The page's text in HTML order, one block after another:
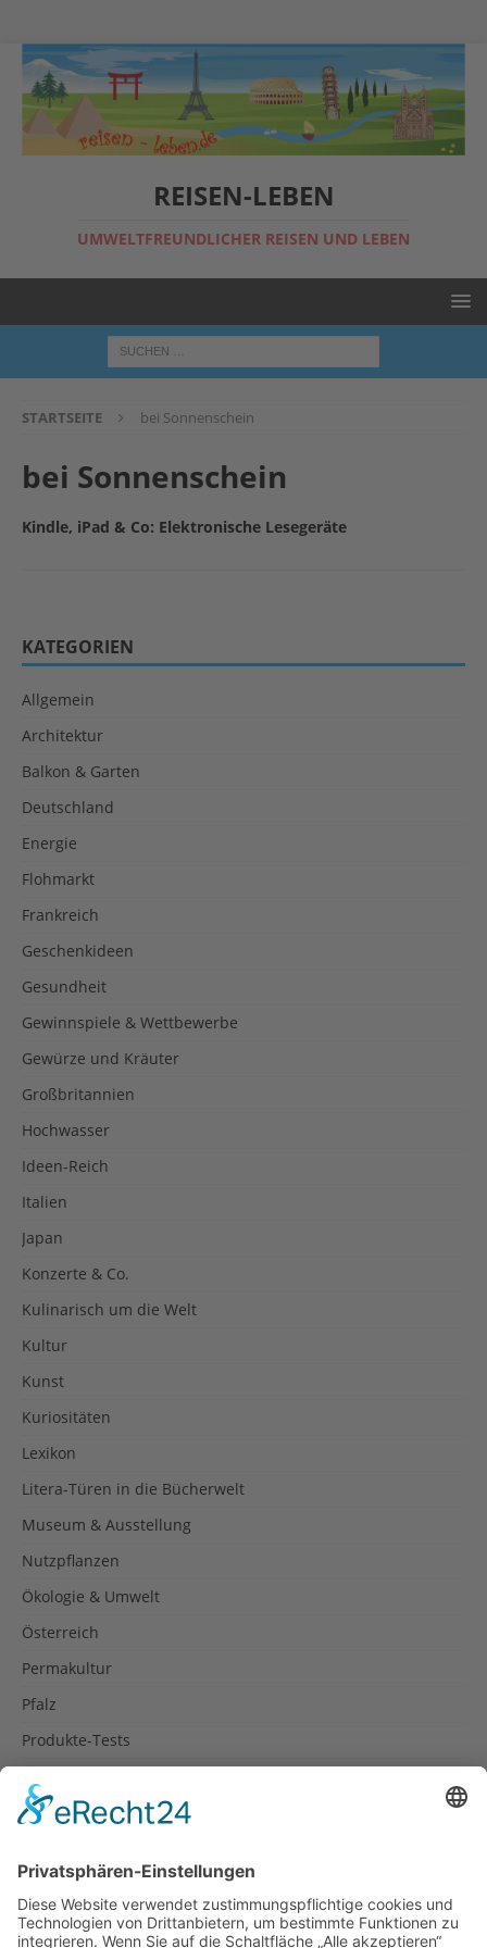
REISEN-LEBEN
UMWELTFREUNDLICHER REISEN UND LEBEN
STARTSEITE bei Sonnenschein
bei Sonnenschein
Kindle, iPad & Co: Elektronische Lesegeräte
KATEGORIEN
Allgemein
Architektur
Balkon & Garten
Deutschland
Energie
Flohmarkt
Frankreich
Geschenkideen
Gesundheit
Gewinnspiele & Wettbewerbe
Gewürze und Kräuter
Großbritannien
Hochwasser
Ideen-Reich
Italien
Japan
Konzerte & Co.
Kulinarisch um die Welt
Kultur
Kunst
Kuriositäten
Lexikon
Litera-Türen in die Bücherwelt
Museum & Ausstellung
Nutzpflanzen
Ökologie & Umwelt
Österreich
Permakultur
Pfalz
Produkte-Tests
Rezepte
Spanien
Südtirol